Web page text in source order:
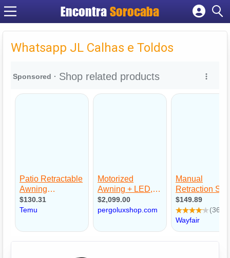
EncontraSorocaba
Cadastrar empresa
Criar conta
Whatsapp JL Calhas e Toldos